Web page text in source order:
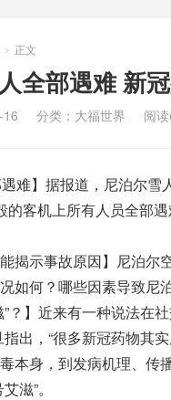
> 正文
全部遇难 新
分类： 大福世界 阅
遇难】据报道，尼泊尔
的客机上所有人员全部
揭示事故原因】尼泊
如何？哪些因素导致尼
”？】近来有一种说法
出，“很多新冠药物其
本身，到发病机理、传
滋”。